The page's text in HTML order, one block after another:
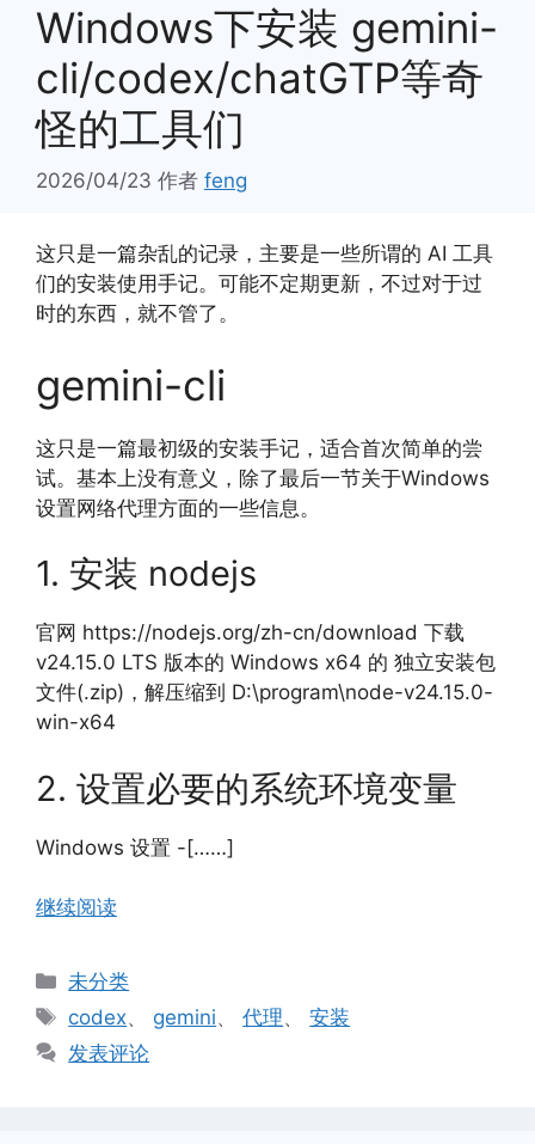
Windows下安装 gemini-
cli/codex/chatGTP等奇
怪的工具们
2026/04/23 作者 feng
这只是一篇杂乱的记录，主要是一些所谓的 AI 工具
们的安装使用手记。可能不定期更新，不过对于过
时的东西，就不管了。
gemini-cli
这只是一篇最初级的安装手记，适合首次简单的尝
试。基本上没有意义，除了最后一节关于Windows
设置网络代理方面的一些信息。
1. 安装 nodejs
官网 https://nodejs.org/zh-cn/download 下载
v24.15.0 LTS 版本的 Windows x64 的 独立安装包
文件(.zip)，解压缩到 D:\program\node-v24.15.0-
win-x64
2. 设置必要的系统环境变量
Windows 设置 -[……]
继续阅读
分
类
未分类
标
签
codex、 gemini、代理、安装
发表评论